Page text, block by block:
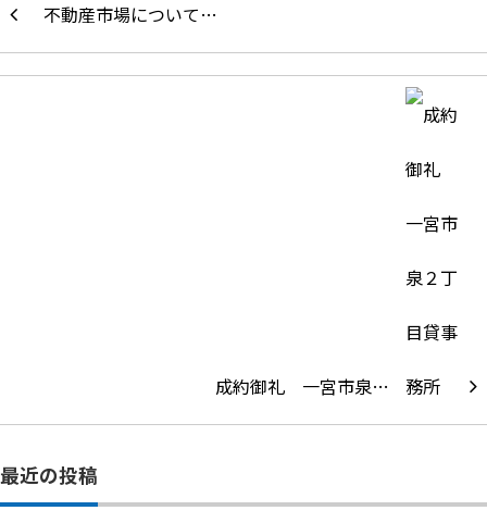
不動産市場について…
成約御礼 一宮市泉…
最近の投稿